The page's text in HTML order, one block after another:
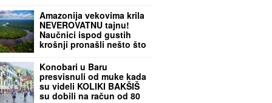
Amazonija vekovima krila
NEVEROVATNU tajnu!
Naučnici ispod gustih
krošnji pronašli nešto što
prošlosti
Konobari u Baru
presvisnuli od muke kada
su videli KOLIKI BAKŠIŠ
su dobili na račun od 80